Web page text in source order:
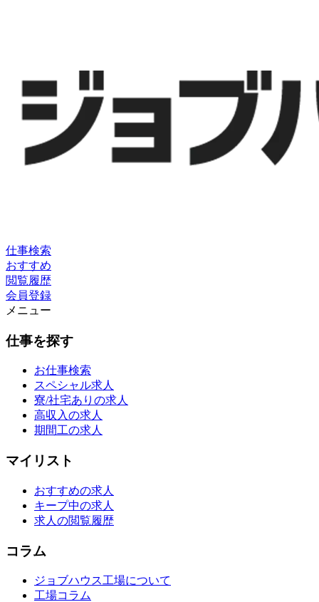
仕事検索
おすすめ
閲覧履歴
会員登録
メニュー
仕事を探す
お仕事検索
スペシャル求人
寮/社宅ありの求人
高収入の求人
期間工の求人
マイリスト
おすすめの求人
キープ中の求人
求人の閲覧履歴
コラム
ジョブハウス工場について
工場コラム